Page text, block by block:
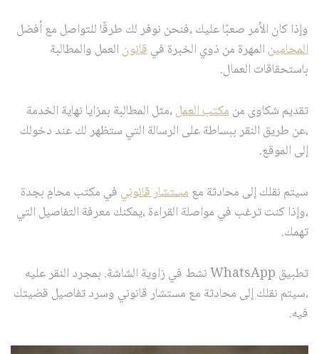
وإذا كان الأمر صعبًا عليك ،فنحن نوفر لك طرقًا للتواصل مع أفضل
المحامين المهرة من ذوي الخبرة فيقانون العمل والمطالبة
باستحقاقات العمال.
تقديم شكاوى منمكتب العمل،مثل المطالبة بمزايا نهاية الخدمة
،عن طريق النقر ببساطة على الرسالة التي ستظهر لك عند دخولك
إلى الموقع.
سيتم نقلك إلى محادثة معمستشار قانوني في مكتب محامٍ بجدة
،وإذا كنت ترغب في مواصلة القراءة ،يمكنك معرفة التفاصيل التي
تهمك.
تطبيق WhatsApp نشط في زاوية الشاشة. بمجرد النقر عليه
،سيتم نقلك إلى محادثة مع مستشار قانوني وسرد تفاصيل قضيتك
فيه.